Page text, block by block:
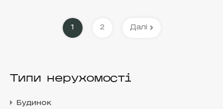
1 2 Далі
Типи нерухомості
Будинок